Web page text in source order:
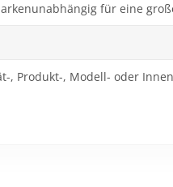
für eine
, Produkt-, Modell- oder